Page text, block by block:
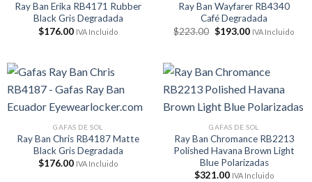
Ray Ban Erika RB4171 Rubber
Black Gris Degradada
$176.00 IVA Incluido
Ray Ban Wayfarer RB4340
Café Degradada
$223.00 El
$223.00.
$193.00ElIVA Incluido
GAFAS DE SOL
Ray Ban Chris RB4187 Matte
Black Gris Degradada
$176.00 IVA Incluido
GAFAS DE SOL
Ray Ban Chromance RB2213
Polished Havana Brown Light
Blue Polarizadas
$321.00 IVA Incluido